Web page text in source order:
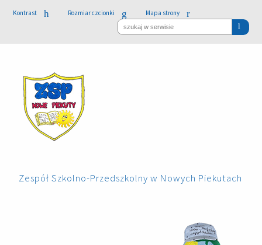
Kontrast Rozmiar czcionki Mapa strony
Zespół Szkolno-Przedszkolny w Nowych Piekutach